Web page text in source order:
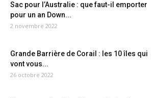
Sac pour l’Australie : que faut-il emporter
pour un an Down...
2 novembre 2022
Grande Barrière de Corail : les 10 îles qui
vont vous...
26 octobre 2022